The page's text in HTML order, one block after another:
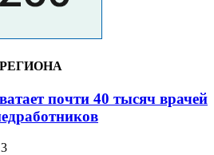
почти 40 тысяч врачей